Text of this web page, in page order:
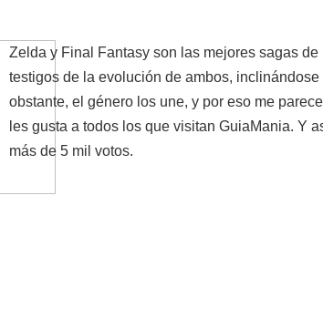
Zelda y Final Fantasy son las mejores sagas
testigos de la evolución de ambos,
obstante, el género los une, y por eso me
les gusta a todos los que visitan GuiaMania. Y
más de 5 mil votos.